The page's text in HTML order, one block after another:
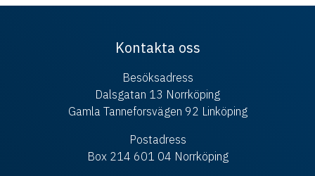
Kontakta oss
Besöksadress
Dalsgatan 13 Norrköping
Gamla Tanneforsvägen 92 Linköping
Postadress
Box 214 601 04 Norrköping